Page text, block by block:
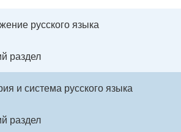
русского языка
раздел
и система русского языка
раздел